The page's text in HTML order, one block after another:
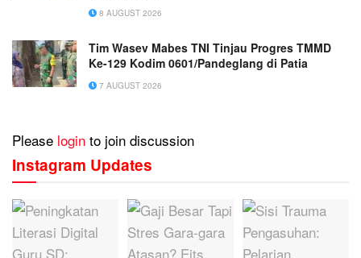
8 AUGUST 2026
Tim Wasev Mabes TNI Tinjau Progres TMMD
Ke-129 Kodim 0601/Pandeglang di Patia
7 AUGUST 2026
Please login to join discussion
Instagram Updates